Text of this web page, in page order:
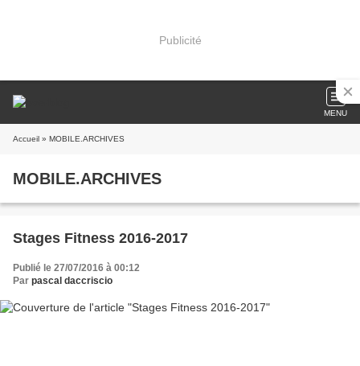
Publicité
MENU
Accueil » MOBILE.ARCHIVES
MOBILE.ARCHIVES
Stages Fitness 2016-2017
Publié le 27/07/2016 à 00:12
Par pascal daccriscio